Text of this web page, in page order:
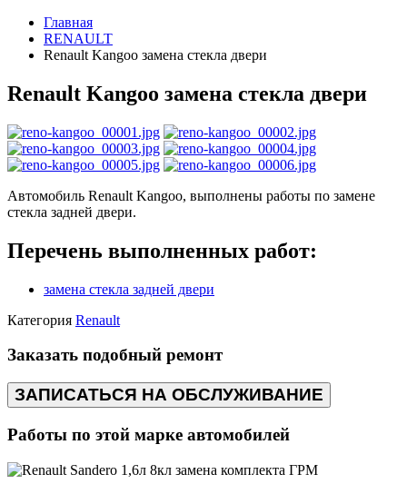
Главная
RENAULT
Renault Kangoo замена стекла двери
Renault Kangoo замена стекла двери
Автомобиль Renault Kangoo, выполнены работы по замене
стекла задней двери.
Перечень выполненных работ:
замена стекла задней двери
Категория Renault
Заказать подобный ремонт
ЗАПИСАТЬСЯ НА ОБСЛУЖИВАНИЕ
Работы по этой марке автомобилей